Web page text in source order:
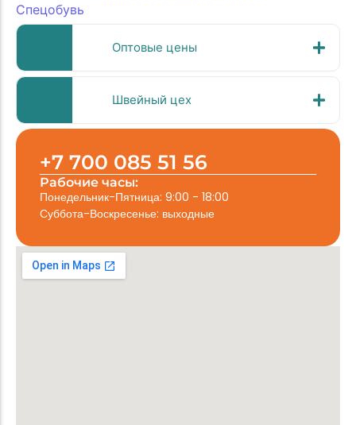
Спецобувь
Оптовые цены
Швейный цех
+7 700 085 51 56
Рабочие часы:
Понедельник-Пятница: 9:00 - 18:00
Суббота-Воскресенье: выходные